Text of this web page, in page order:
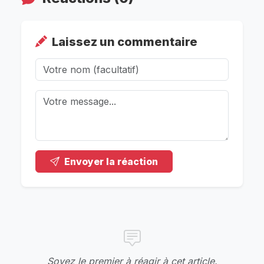
Laissez un commentaire
Envoyer la réaction
Soyez le premier à réagir à cet article.